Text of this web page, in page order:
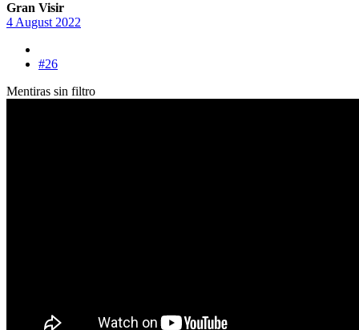
Gran Visir
4 August 2022
#26
Mentiras sin filtro